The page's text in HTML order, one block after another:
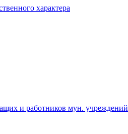
характера
и работников мун. учреждений